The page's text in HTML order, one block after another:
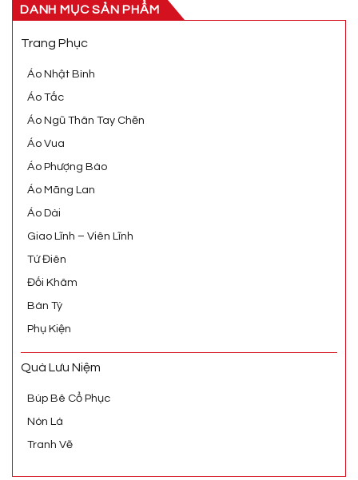
DANH MỤC SẢN PHẨM
Trang Phục
Áo Nhật Bình
Áo Tấc
Áo Ngũ Thân Tay Chẽn
Áo Vua
Áo Phượng Bào
Áo Mãng Lan
Áo Dài
Giao Lĩnh – Viên Lĩnh
Tứ Điên
Đối Khâm
Bán Tý
Phụ Kiện
Quà Lưu Niệm
Búp Bê Cổ Phục
Nón Lá
Tranh Vẽ